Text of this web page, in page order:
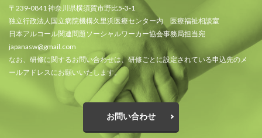
〒239-0841 神奈川県横須賀市野比5-3-1
独立行政法人国立病院機構久里浜医療センター内 医療福祉相談室
日本アルコール関連問題ソーシャルワーカー協会事務局担当宛
japanasw@gmail.com
なお、研修に関するお問い合わせは、研修ごとに設定されている申込先のメ
ールアドレスにお願いいたします。
お問い合わせ